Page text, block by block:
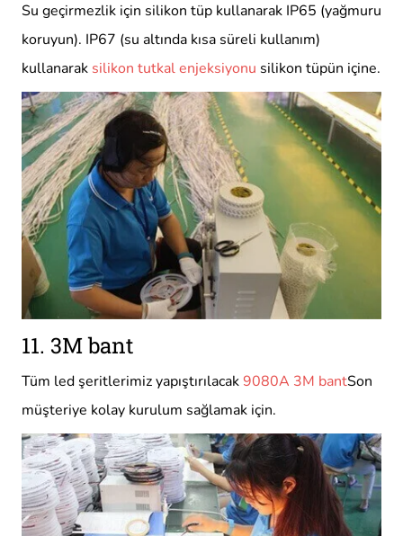
Su geçirmezlik için silikon tüp kullanarak IP65 (yağmuru
koruyun). IP67 (su altında kısa süreli kullanım)
kullanarak silikon tutkal enjeksiyonu silikon tüpün içine.
11. 3M bant
Tüm led şeritlerimiz yapıştırılacak9080A 3M bantSon
müşteriye kolay kurulum sağlamak için.